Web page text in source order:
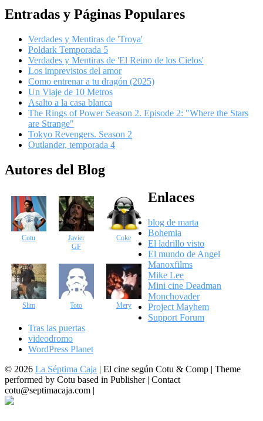
Entradas y Páginas Populares
Verdades y Mentiras de 'Troya'
Poldark Temporada 5
Verdades y Mentiras de 'El Reino de los Cielos'
Los imprevistos del amor
Como entrenar a tu dragón (2025)
Un Viaje de 10 Metros
Asalto a la casa blanca
The Rings of Power Season 2. Episode 2: "Where the Stars
are Strange"
Tokyo Revengers. Season 2
Outlander, temporada 4
Autores del Blog
Cotu
Javier
GF
Coke
Slim Toto Mery
Enlaces
blog de marta
Bohemia
El ladrillo visto
El mundo de Angel
Manoxfilms
Mike Lee
Mini cine Deadman
Monchovader
Project Mayhem
Support Forum
Tras las puertas
videodromo
WordPress Planet
© 2026 La Séptima Caja | El cine según Cotu & Comp | Theme
performed by Cotu based in Publisher | Contact
cotu@septimacaja.com |